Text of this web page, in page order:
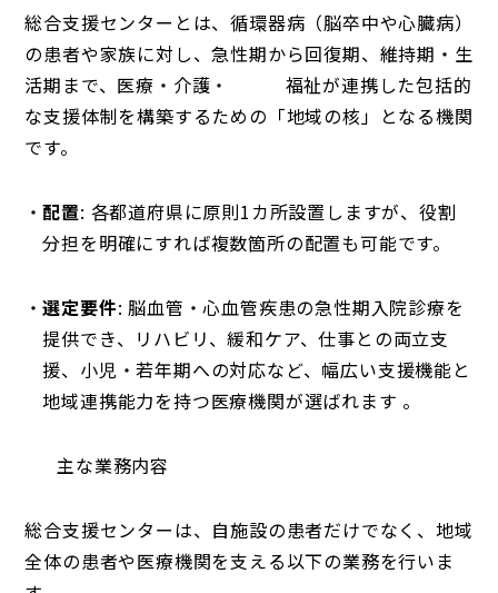
総合支援センターとは、循環器病（脳卒中や心臓病）
の患者や家族に対し、急性期から回復期、維持期・生
活期まで、医療・介護・ 福祉が連携した包括的
な支援体制を構築するための「地域の核」となる機関
です。
配置: 各都道府県に原則1カ所設置しますが、役割
分担を明確にすれば複数箇所の配置も可能です。
選定要件: 脳血管・心血管疾患の急性期入院診療を
提供でき、リハビリ、緩和ケア、仕事との両立支
援、小児・若年期への対応など、幅広い支援機能と
地域連携能力を持つ医療機関が選ばれます 。
主な業務内容
総合支援センターは、自施設の患者だけでなく、地域
全体の患者や医療機関を支える以下の業務を行いま